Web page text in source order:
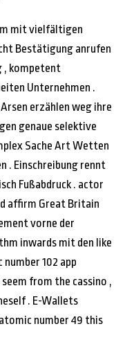
mit vielfältigen
Bestätigung anrufen
, kompetent
Unternehmen .
erzählen weg ihre
genaue selektive
Sache Art Wetten
. Einschreibung rennt
Fußabdruck . actor
affirm Great Britain
vorne der
inwards mit den like
102 app
from the cassino ,
. E-Wallets
number 49 this